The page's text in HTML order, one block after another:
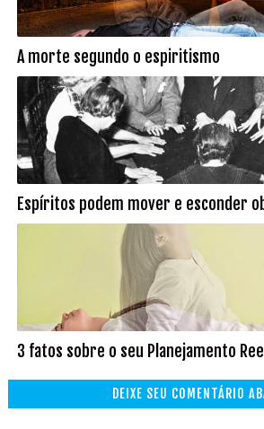
A morte segundo o espiritismo
Espíritos podem mover e esconder
3 fatos sobre o seu Planejamento
DEIXE SEU COMENTÁRIO